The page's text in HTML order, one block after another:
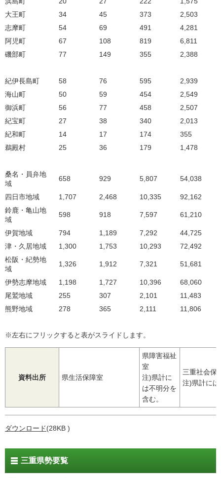
大王町
34 45 373 2,503
志摩町
54 69 491 4,281
阿児町
67 108 819 6,811
磯部町
77 149 355 2,388
紀伊長島町 58 76 595 2,939
海山町
50 59 454 2,549
御浜町
56 77 458 2,507
紀宝町
27 38 340 2,013
紀和町
14 17 174 355
鵜殿村
25 36 179 1,478
桑名・員弁地
域
658 929 5,807 54,038
四日市地域 1,707 2,468 10,335 92,162
鈴鹿・亀山地
域
598 918 7,597 61,210
伊賀地域 794 1,189 7,292 44,725
津・久居地域
1,300 1,753 10,293 72,492
松阪・紀勢地
域
1,326 1,912 7,321 51,681
伊勢志摩地域 1,198 1,727 10,396 68,060
尾鷲地域
255 307 2,101 11,483
熊野地域
278 365 2,111 11,806
※左右にフリックすると表がスライドします。
資料出所 県生活保障室
県障害福祉
室
注)県計に
は不明分を
含む。
三重社会保
注)県計に
ダウンロード(28KB )
三重県勢要覧